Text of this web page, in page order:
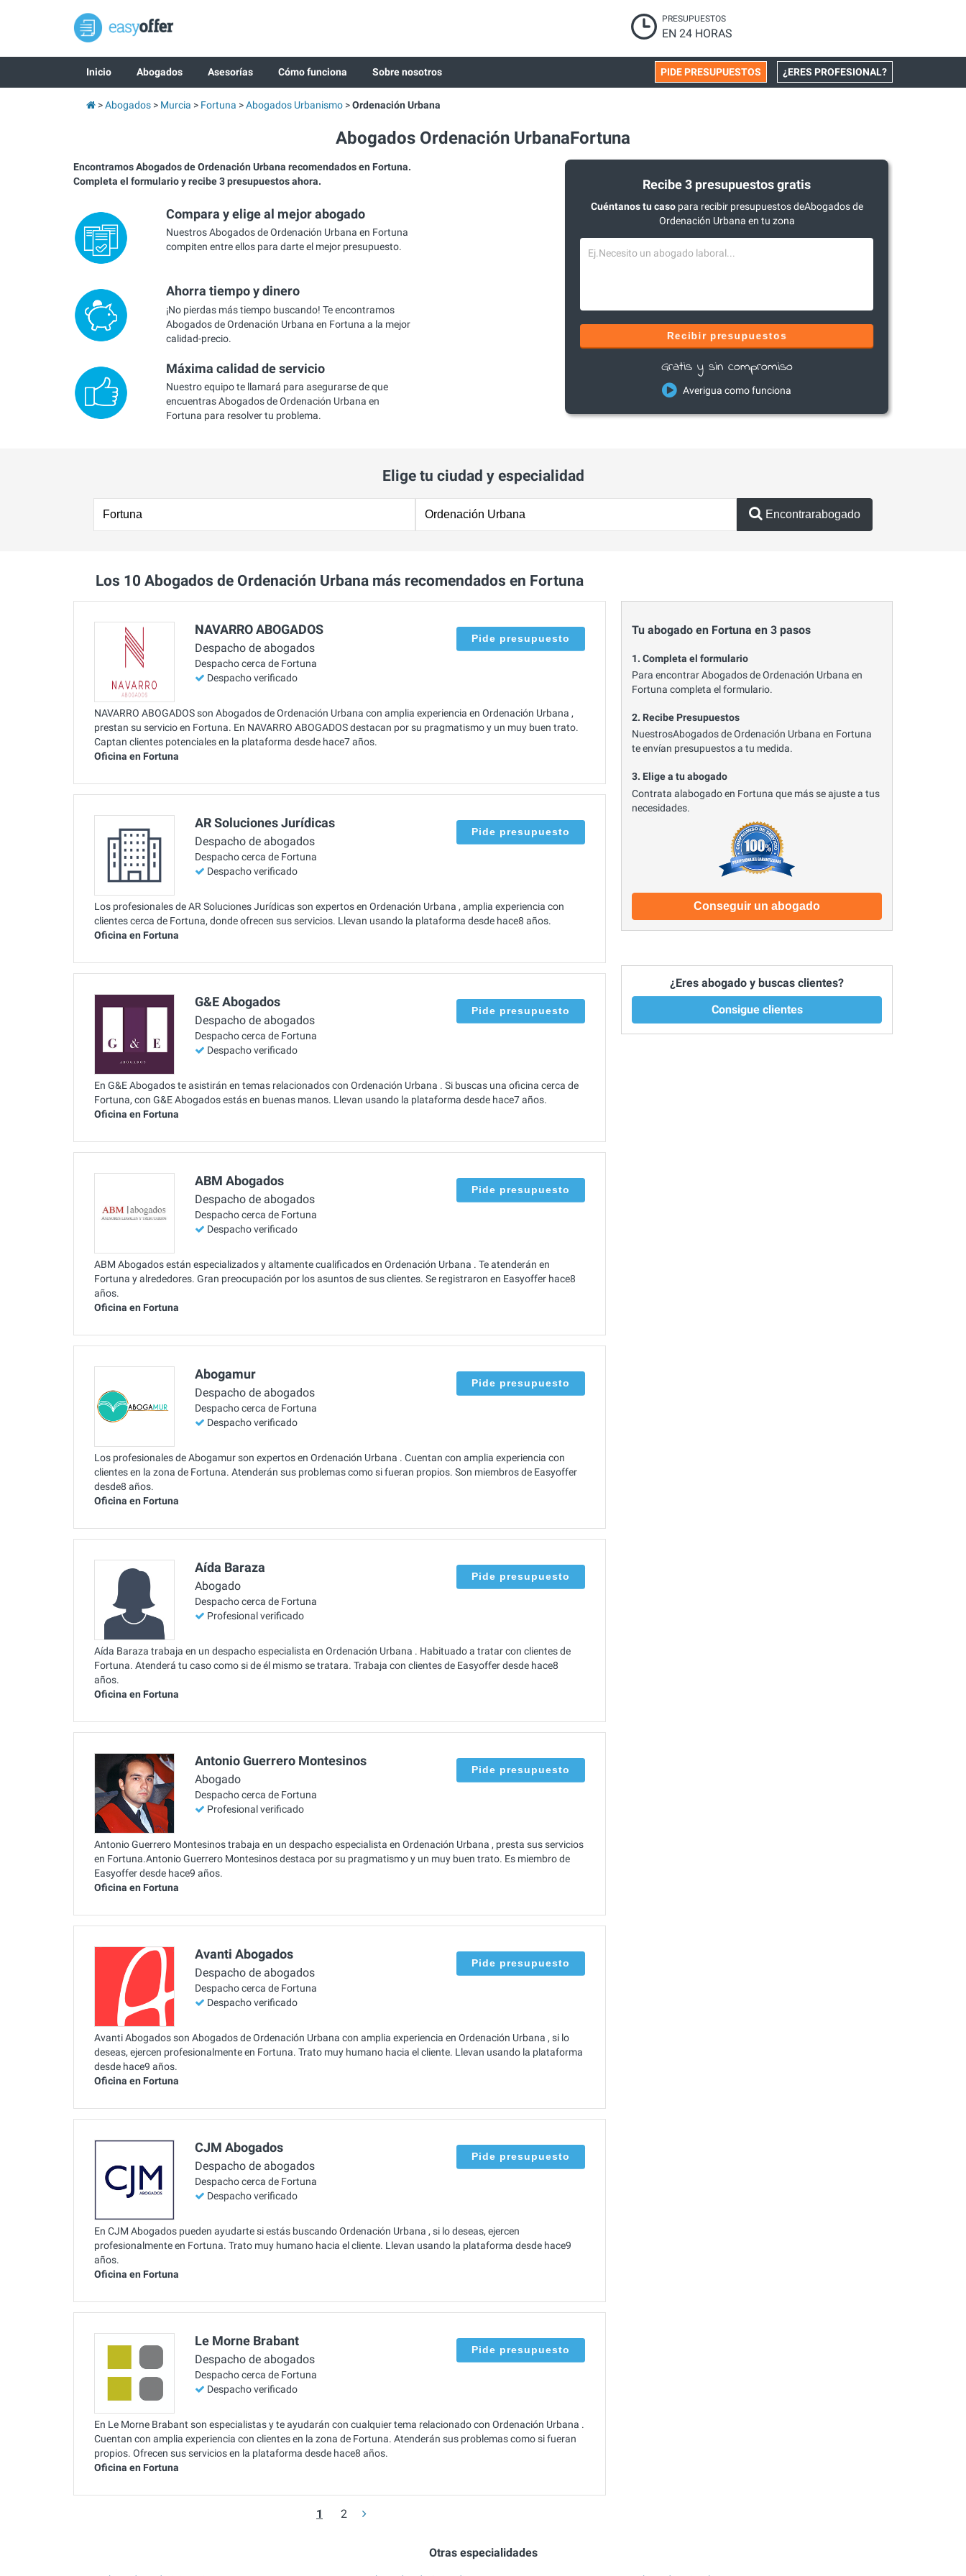
PRESUPUESTOS
EN 24 HORAS
Inicio Abogados Asesorías Cómo funciona Sobre nosotros ¿ERES PROFESIONAL?
PIDE PRESUPUESTOS
Abogados Murcia Fortuna Abogados Urbanismo Ordenación Urbana
Abogados Ordenación UrbanaFortuna
Encontramos Abogados de Ordenación Urbana recomendados en Fortuna.
Completa el formulario y recibe 3 presupuestos ahora.
Compara y elige al mejor abogado
Nuestros Abogados de Ordenación Urbana en Fortuna
compiten entre ellos para darte el mejor presupuesto.
Ahorra tiempo y dinero
¡No pierdas más tiempo buscando! Te encontramos
Abogados de Ordenación Urbana en Fortuna a la mejor
calidad-precio.
Máxima calidad de servicio
Nuestro equipo te llamará para asegurarse de que
encuentras Abogados de Ordenación Urbana en
Fortuna para resolver tu problema.
Recibe 3 presupuestos gratis
Cuéntanos tu casopara recibir presupuestos deAbogados de
Ordenación Urbana en tu zona
Recibir presupuestos
Gratis y sin compromiso
Averigua como funciona
Elige tu ciudad y especialidad
Encontrarabogado
Los 10 Abogados de Ordenación Urbana más recomendados en Fortuna
NAVARRO ABOGADOS
Despacho de abogados
Despacho cerca de Fortuna
Despacho verificado
Pide presupuesto
NAVARRO ABOGADOS son Abogados de Ordenación Urbana con amplia experiencia en Ordenación Urbana ,
prestan su servicio en Fortuna. En NAVARRO ABOGADOS destacan por su pragmatismo y un muy buen trato.
Captan clientes potenciales en la plataforma desde hace7 años.
Oficina en Fortuna
AR Soluciones Jurídicas
Despacho de abogados
Despacho cerca de Fortuna
Despacho verificado
Pide presupuesto
Los profesionales de AR Soluciones Jurídicas son expertos en Ordenación Urbana , amplia experiencia con
clientes cerca de Fortuna, donde ofrecen sus servicios. Llevan usando la plataforma desde hace8 años.
Oficina en Fortuna
G&E Abogados
Despacho de abogados
Despacho cerca de Fortuna
Despacho verificado
Pide presupuesto
En G&E Abogados te asistirán en temas relacionados con Ordenación Urbana . Si buscas una oficina cerca de
Fortuna, con G&E Abogados estás en buenas manos. Llevan usando la plataforma desde hace7 años.
Oficina en Fortuna
ABM Abogados
Despacho de abogados
Despacho cerca de Fortuna
Despacho verificado
Pide presupuesto
ABM Abogados están especializados y altamente cualificados en Ordenación Urbana . Te atenderán en
Fortuna y alrededores. Gran preocupación por los asuntos de sus clientes. Se registraron en Easyoffer hace8
años.
Oficina en Fortuna
Abogamur
Despacho de abogados
Despacho cerca de Fortuna
Despacho verificado
Pide presupuesto
Los profesionales de Abogamur son expertos en Ordenación Urbana . Cuentan con amplia experiencia con
clientes en la zona de Fortuna. Atenderán sus problemas como si fueran propios. Son miembros de Easyoffer
desde8 años.
Oficina en Fortuna
Aída Baraza
Abogado
Despacho cerca de Fortuna
Profesional verificado
Pide presupuesto
Aída Baraza trabaja en un despacho especialista en Ordenación Urbana . Habituado a tratar con clientes de
Fortuna. Atenderá tu caso como si de él mismo se tratara. Trabaja con clientes de Easyoffer desde hace8
años.
Oficina en Fortuna
Antonio Guerrero Montesinos
Abogado
Despacho cerca de Fortuna
Profesional verificado
Pide presupuesto
Antonio Guerrero Montesinos trabaja en un despacho especialista en Ordenación Urbana , presta sus servicios
en Fortuna.Antonio Guerrero Montesinos destaca por su pragmatismo y un muy buen trato. Es miembro de
Easyoffer desde hace9 años.
Oficina en Fortuna
Avanti Abogados
Despacho de abogados
Despacho cerca de Fortuna
Despacho verificado
Pide presupuesto
Avanti Abogados son Abogados de Ordenación Urbana con amplia experiencia en Ordenación Urbana , si lo
deseas, ejercen profesionalmente en Fortuna. Trato muy humano hacia el cliente. Llevan usando la plataforma
desde hace9 años.
Oficina en Fortuna
CJM Abogados
Despacho de abogados
Despacho cerca de Fortuna
Despacho verificado
Pide presupuesto
En CJM Abogados pueden ayudarte si estás buscando Ordenación Urbana , si lo deseas, ejercen
profesionalmente en Fortuna. Trato muy humano hacia el cliente. Llevan usando la plataforma desde hace9
años.
Oficina en Fortuna
Le Morne Brabant
Despacho de abogados
Despacho cerca de Fortuna
Despacho verificado
Pide presupuesto
En Le Morne Brabant son especialistas y te ayudarán con cualquier tema relacionado con Ordenación Urbana .
Cuentan con amplia experiencia con clientes en la zona de Fortuna. Atenderán sus problemas como si fueran
propios. Ofrecen sus servicios en la plataforma desde hace8 años.
Oficina en Fortuna
1 2
Tu abogado en Fortuna en 3 pasos
1. Completa el formulario
Para encontrar Abogados de Ordenación Urbana en
Fortuna completa el formulario.
2. Recibe Presupuestos
NuestrosAbogados de Ordenación Urbana en Fortuna
te envían presupuestos a tu medida.
3. Elige a tu abogado
Contrata alabogado en Fortuna que más se ajuste a tus
necesidades.
Conseguir un abogado
¿Eres abogado y buscas clientes?
Consigue clientes
Otras especialidades